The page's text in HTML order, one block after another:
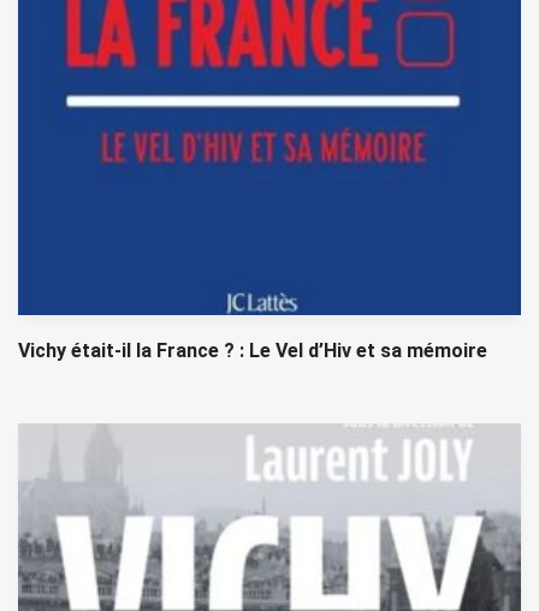
Vichy était-il la France ? : Le Vel d’Hiv et sa mémoire